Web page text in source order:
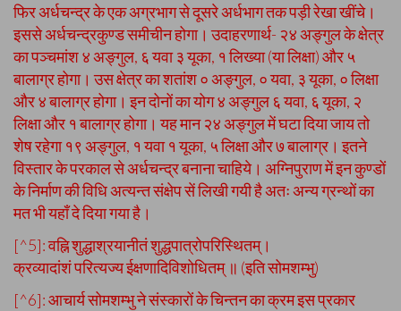
फिर अर्धचन्द्र के एक अग्रभाग से दूसरे अर्धभाग तक पड़ी रेखा खींचे।
इससे अर्धचन्द्रकुण्ड समीचीन होगा। उदाहरणार्थ- २४ अङ्गुल के क्षेत्र
का पञ्चमांश ४ अङ्गुल, ६ यवा ३ यूका, १ लिख्या (या लिक्षा) और ५
बालाग्र होगा। उस क्षेत्र का शतांश ० अङ्गुल, ० यवा, ३ यूका, ० लिक्षा
और ४ बालाग्र होगा। इन दोनों का योग ४ अङ्गुल ६ यवा, ६ यूका, २
लिक्षा और १ बालाग्र होगा। यह मान २४ अङ्गुल में घटा दिया जाय तो
शेष रहेगा १९ अङ्गुल, १ यवा १ यूका, ५ लिक्षा और ७ बालाग्र। इतने
विस्तार के परकाल से अर्धचन्द्र बनाना चाहिये। अग्निपुराण में इन कुण्डों
के निर्माण की विधि अत्यन्त संक्षेप सें लिखी गयी है अतः अन्य ग्रन्थों का
मत भी यहाँ दे दिया गया है।
[^5]: वह्नि शुद्धाश्रयानीतं शुद्धपात्रोपरिस्थितम्।
क्रव्यादांशं परित्यज्य ईक्षणादिविशोधितम् ॥ (इति सोमशम्भु)
[^6]: आचार्य सोमशम्भु ने संस्कारों के चिन्तन का क्रम इस प्रकार